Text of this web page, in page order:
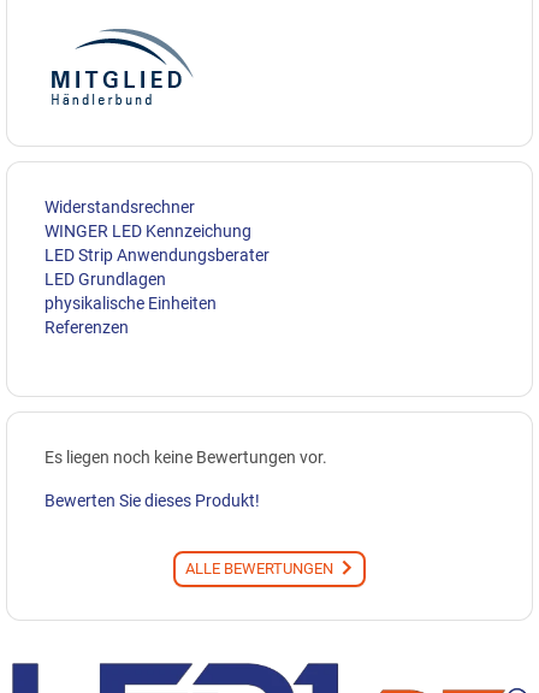
Widerstandsrechner
WINGER LED Kennzeichung
LED Strip Anwendungsberater
LED Grundlagen
physikalische Einheiten
Referenzen
Es liegen noch keine Bewertungen vor.
Bewerten Sie dieses Produkt!
ALLE BEWERTUNGEN